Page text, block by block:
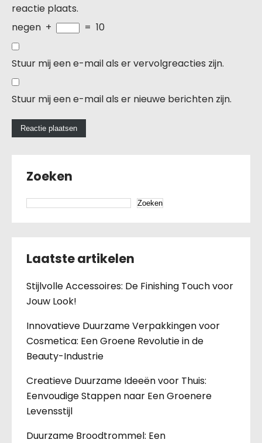
reactie plaats.
negen + = 10
Stuur mij een e-mail als er vervolgreacties zijn.
Stuur mij een e-mail als er nieuwe berichten zijn.
Zoeken
Zoeken
Laatste artikelen
Stijlvolle Accessoires: De Finishing Touch voor
Jouw Look!
Innovatieve Duurzame Verpakkingen voor
Cosmetica: Een Groene Revolutie in de
Beauty-Industrie
Creatieve Duurzame Ideeën voor Thuis:
Eenvoudige Stappen naar Een Groenere
Levensstijl
Duurzame Broodtrommel: Een